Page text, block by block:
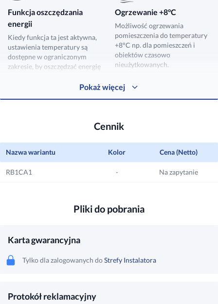
Funkcja oszczędzania
energii
Kiedy funkcja ta jest aktywna,
ustawienia temperatury są
dostępne w ograniczonym
zakresie, by oszczędzać energię
Ogrzewanie +8°C
Możliwość ogrzewania
pomieszczenia do temperatury
+8°C np. dla pomieszczeń i
obiektów czasowo
nieużytkowanych.
czujnika w pilocie
Pokaż więcej
Cennik
Nazwa wariantu Kolor Cena (Netto)
RB1CA1 - Na zapytanie
Pliki do pobrania
Karta gwarancyjna
Tylko dla zalogowanych doStrefy Instalatora
Protokół reklamacyjny